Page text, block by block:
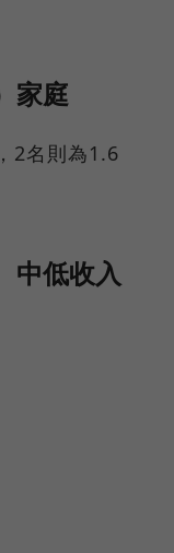
家庭
2名則為1.6
中低收入